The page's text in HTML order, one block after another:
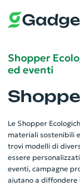
Shopper
ed eventi
Le Shopper
materiali sostenibili
trovi modelli di
essere
eventi, campagne
aiutano a diffondere